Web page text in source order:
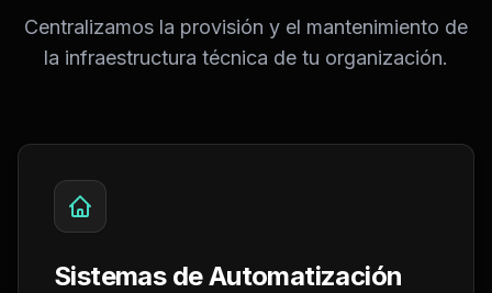
Centralizamos la provisión y el mantenimiento de
la infraestructura técnica de tu organización.
Sistemas de Automatización